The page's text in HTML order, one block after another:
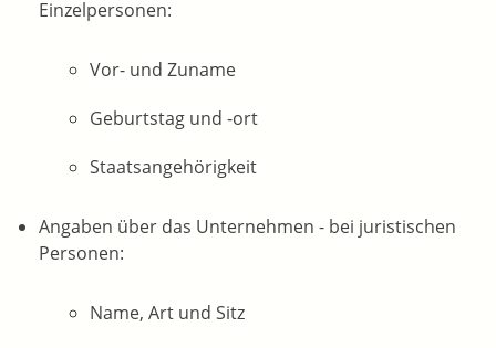
Einzelpersonen:
Vor- und Zuname
Geburtstag und -ort
Staatsangehörigkeit
Angaben über das Unternehmen - bei juristischen
Personen:
Name, Art und Sitz